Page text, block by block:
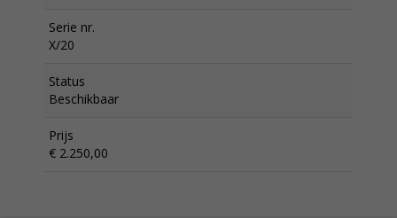
Serie nr.
X/20
Status
Beschikbaar
Prijs
€ 2.250,00